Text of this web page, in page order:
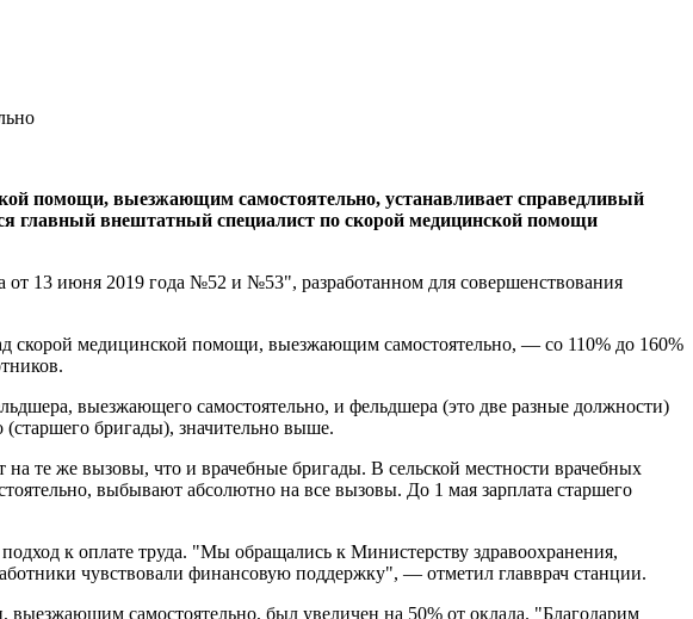
помощи, выезжающим самостоятельно, устанавливает справедливый
главный внештатный специалист по скорой медицинской помощи
13 июня 2019 года №52 и №53", разработанном для совершенствования
скорой медицинской помощи, выезжающим самостоятельно, — со 110% до 160%
выезжающего самостоятельно, и фельдшера (это две разные должности)
(старшего бригады), значительно выше.
те же вызовы, что и врачебные бригады. В сельской местности врачебных
выбывают абсолютно на все вызовы. До 1 мая зарплата старшего
к оплате труда. "Мы обращались к Министерству здравоохранения,
чувствовали финансовую поддержку", — отметил главврач станции.
самостоятельно, был увеличен на 50% от оклада. "Благодарим